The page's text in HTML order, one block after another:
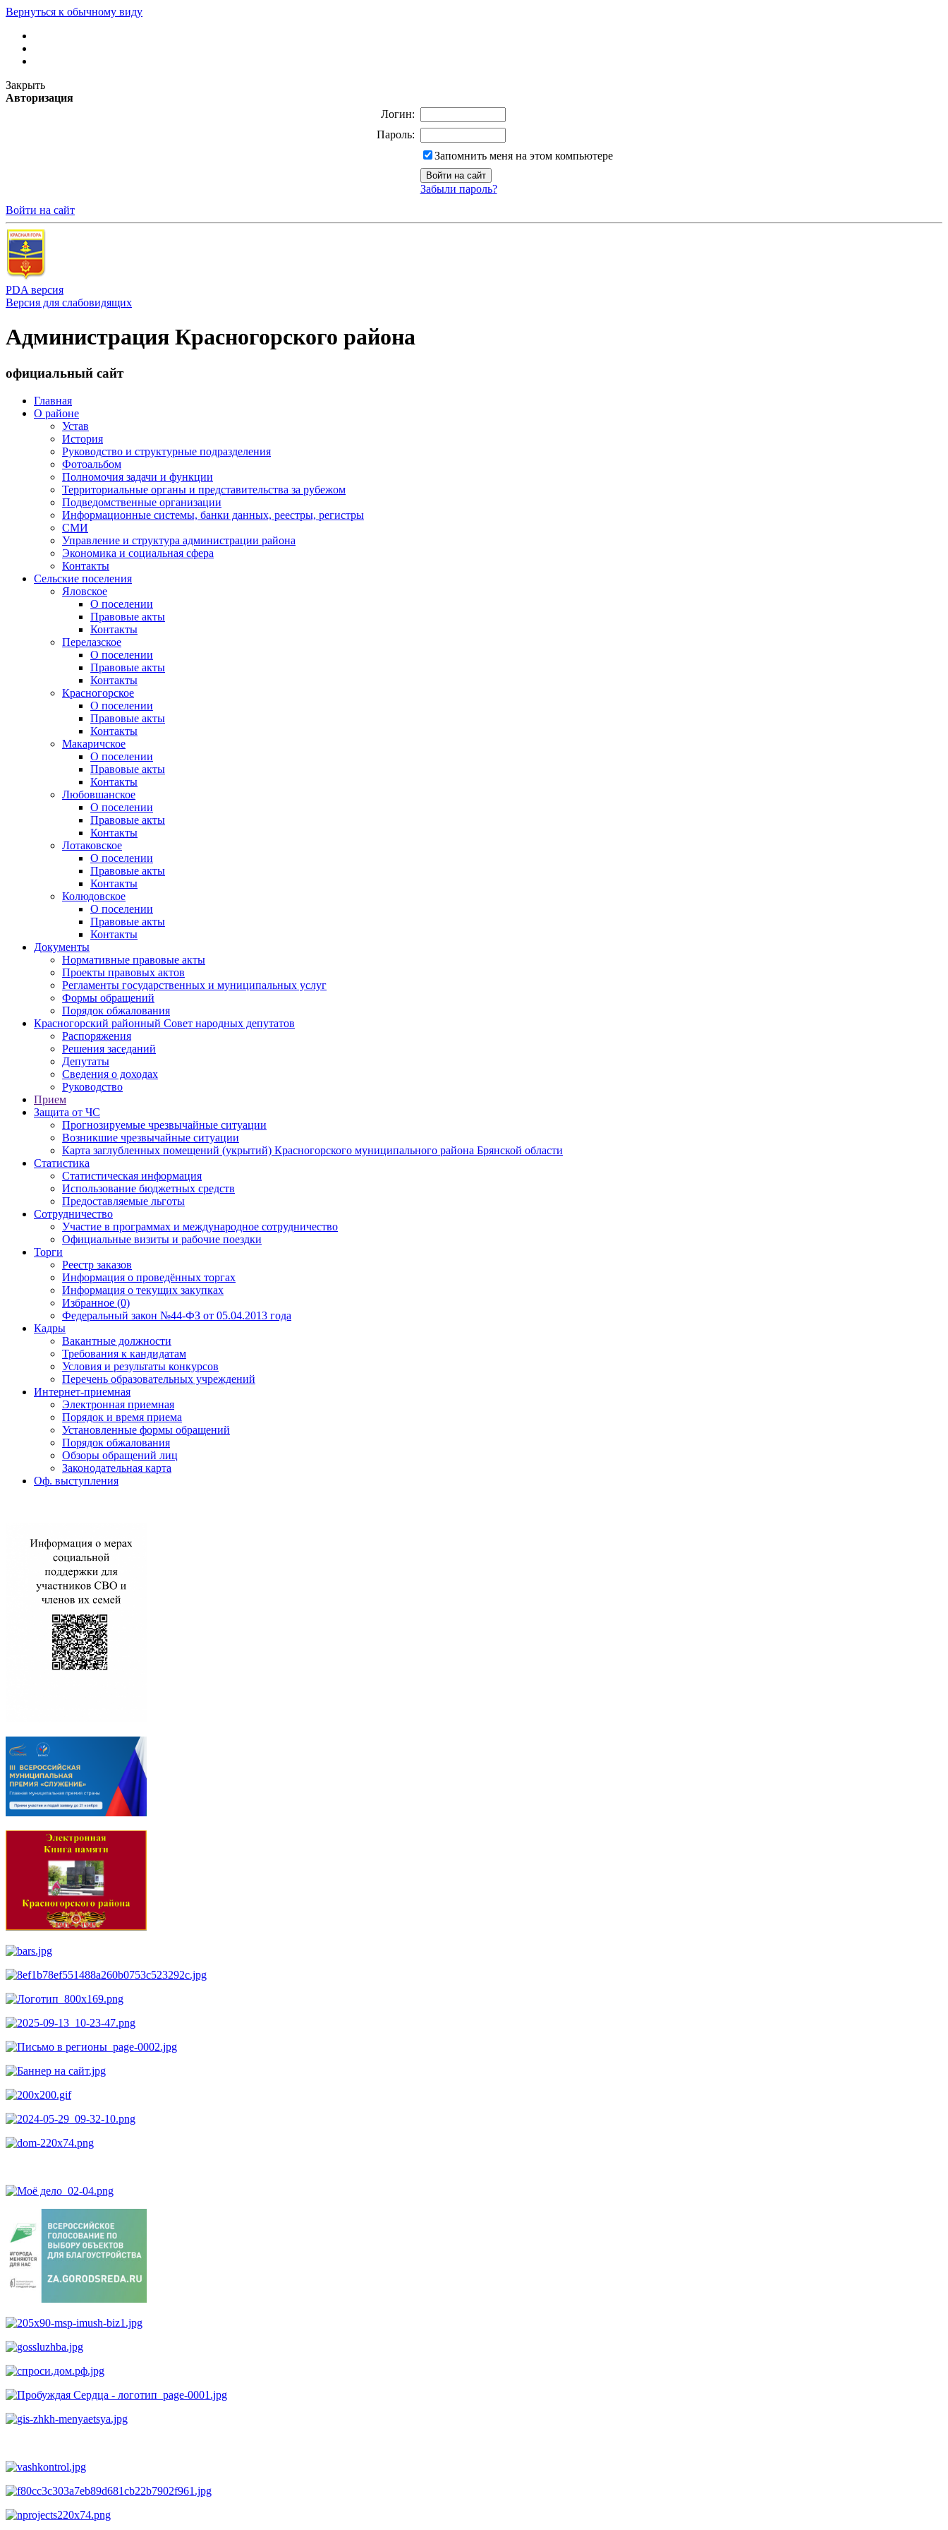
Вернуться к обычному виду
Закрыть
Авторизация
Логин:
Пароль:
Запомнить меня на этом компьютере
Забыли пароль?
Войти на сайт
PDA версия
Версия для слабовидящих
Администрация Красногорского района
официальный сайт
Главная
О районе
Устав
История
Руководство и структурные подразделения
Фотоальбом
Полномочия задачи и функции
Территориальные органы и представительства за рубежом
Подведомственные организации
Информационные системы, банки данных, реестры, регистры
СМИ
Управление и структура администрации района
Экономика и социальная сфера
Контакты
Сельские поселения
Яловское
О поселении
Правовые акты
Контакты
Перелазское
О поселении
Правовые акты
Контакты
Красногорское
О поселении
Правовые акты
Контакты
Макаричское
О поселении
Правовые акты
Контакты
Любовшанское
О поселении
Правовые акты
Контакты
Лотаковское
О поселении
Правовые акты
Контакты
Колюдовское
О поселении
Правовые акты
Контакты
Документы
Нормативные правовые акты
Проекты правовых актов
Регламенты государственных и муниципальных услуг
Формы обращений
Порядок обжалования
Красногорский районный Совет народных депутатов
Распоряжения
Решения заседаний
Депутаты
Сведения о доходах
Руководство
Прием
Защита от ЧС
Прогнозируемые чрезвычайные ситуации
Возникшие чрезвычайные ситуации
Карта заглубленных помещений (укрытий) Красногорского муниципального района Брянской области
Статистика
Статистическая информация
Использование бюджетных средств
Предоставляемые льготы
Сотрудничество
Участие в программах и международное сотрудничество
Официальные визиты и рабочие поездки
Торги
Реестр заказов
Информация о проведённых торгах
Информация о текущих закупках
Избранное (0)
Федеральный закон №44-ФЗ от 05.04.2013 года
Кадры
Вакантные должности
Требования к кандидатам
Условия и результаты конкурсов
Перечень образовательных учреждений
Интернет-приемная
Электронная приемная
Порядок и время приема
Установленные формы обращений
Порядок обжалования
Обзоры обращений лиц
Законодательная карта
Оф. выступления